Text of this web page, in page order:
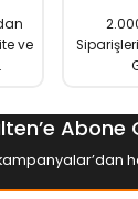
ve
Abone